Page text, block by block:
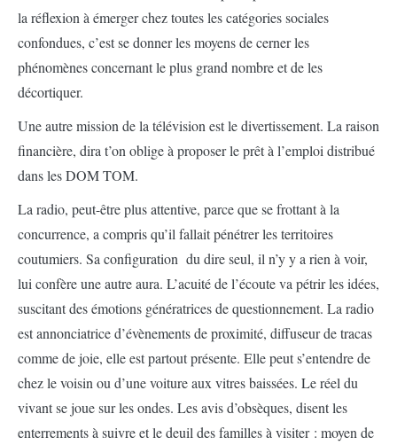
la réflexion à émerger chez toutes les catégories sociales
confondues, c’est se donner les moyens de cerner les
phénomènes concernant le plus grand nombre et de les
décortiquer.
Une autre mission de la télévision est le divertissement. La raison
financière, dira t’on oblige à proposer le prêt à l’emploi distribué
dans les DOM TOM.
La radio, peut-être plus attentive, parce que se frottant à la
concurrence, a compris qu’il fallait pénétrer les territoires
coutumiers. Sa configuration du dire seul, il n’y y a rien à voir,
lui confère une autre aura. L’acuité de l’écoute va pétrir les idées,
suscitant des émotions génératrices de questionnement. La radio
est annonciatrice d’évènements de proximité, diffuseur de tracas
comme de joie, elle est partout présente. Elle peut s’entendre de
chez le voisin ou d’une voiture aux vitres baissées. Le réel du
vivant se joue sur les ondes. Les avis d’obsèques, disent les
enterrements à suivre et le deuil des familles à visiter : moyen de